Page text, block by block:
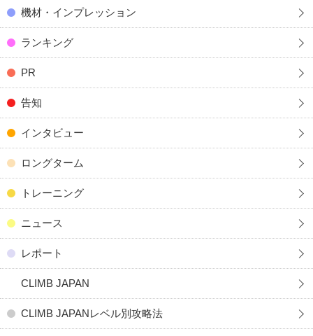
機材・インプレッション
ランキング
PR
告知
インタビュー
ロングターム
トレーニング
ニュース
レポート
CLIMB JAPAN
CLIMB JAPANレベル別攻略法